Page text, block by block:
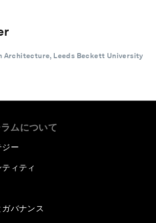
Architecture, Leeds Beckett University
ムについて
ー
ィティ
バナンス